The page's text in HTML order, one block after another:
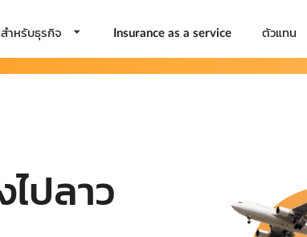
ำหรับธุรกิจ Insurance as a service ตัวแทน
ปลาว